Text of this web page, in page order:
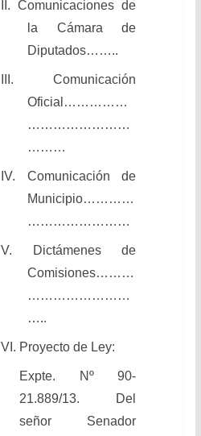
II. Comunicaciones de
la Cámara de
Diputados……..
III. Comunicación
Oficial……………
……………………
………
IV. Comunicación de
Municipio…………
……………………
V. Dictámenes de
Comisiones………
……………………
…..
VI. Proyecto de Ley:
Expte. Nº 90-
21.889/13. Del
señor Senador